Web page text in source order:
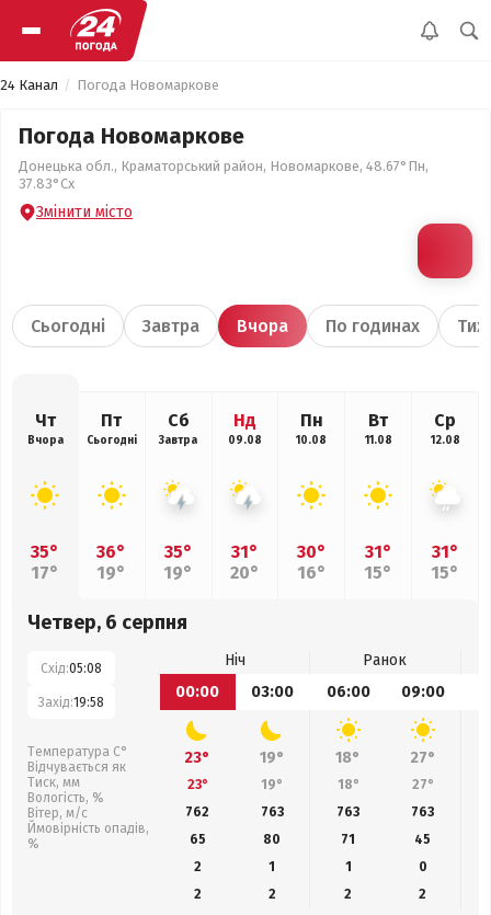
24 Канал Погода Новомаркове
Погода Новомаркове
Донецька обл., Краматорський район, Новомаркове, 48.67°Пн,
37.83°Сх
Змінити місто
Сьогодні Завтра Вчора По годинах
Чт
Вчора
35°
17°
Пт
Сьогодні
36°
19°
Сб
Завтра
35°
19°
Нд
09.08
31°
20°
Пн
10.08
30°
16°
Вт
11.08
31°
15°
Ср
12.08
31°
15°
Четвер, 6 серпня
Схід:05:08
Захід:19:58
Температура С°
Відчувається як
Тиск, мм
Вологість, %
Вітер, м/с
Ймовірність опадів,
%
Ніч
Ранок
00:00
03:00 06:00 09:00
23° 19° 18° 27°
23° 19° 18° 27°
762
763 763 763
65
80 71 45
2
1 1
0
2
2 2 2